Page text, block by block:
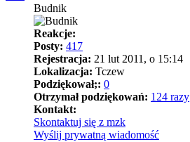
Budnik
Reakcje:
Posty: 417
Rejestracja: 21 lut 2011, o 15:14
Lokalizacja: Tczew
Podziękował;: 0
Otrzymał podziękowań: 124 razy
Kontakt:
Skontaktuj się z mzk
Wyślij prywatną wiadomość